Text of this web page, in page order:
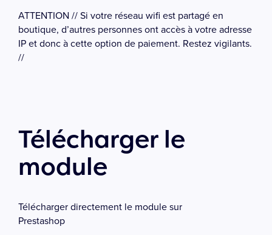
ATTENTION // Si votre réseau wifi est partagé en
boutique, d’autres personnes ont accès à votre adresse
IP et donc à cette option de paiement. Restez vigilants.
//
Télécharger le
module
Télécharger directement le module sur
Prestashop